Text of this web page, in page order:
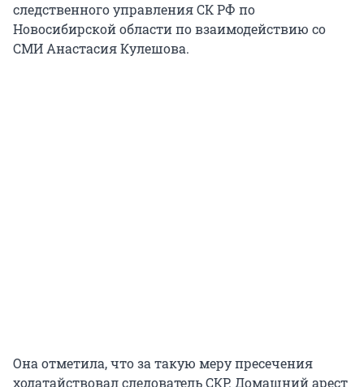
следственного управления СК РФ по
Новосибирской области по взаимодействию со
СМИ Анастасия Кулешова.
Она отметила, что за такую меру пресечения
ходатайствовал следователь СКР. Домашний арест